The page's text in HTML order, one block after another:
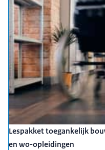
Lespakket toegankelijk
en wo-opleidingen